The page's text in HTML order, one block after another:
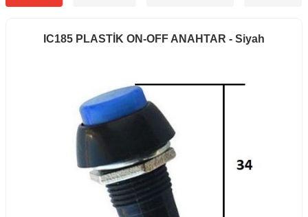
IC185 PLASTİK ON-OFF ANAHTAR - Siyah